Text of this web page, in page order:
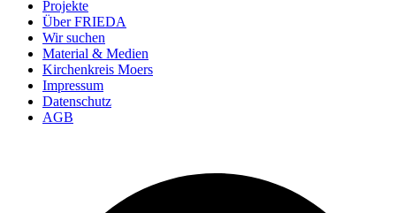
Projekte
Über FRIEDA
Wir suchen
Material & Medien
Kirchenkreis Moers
Impressum
Datenschutz
AGB